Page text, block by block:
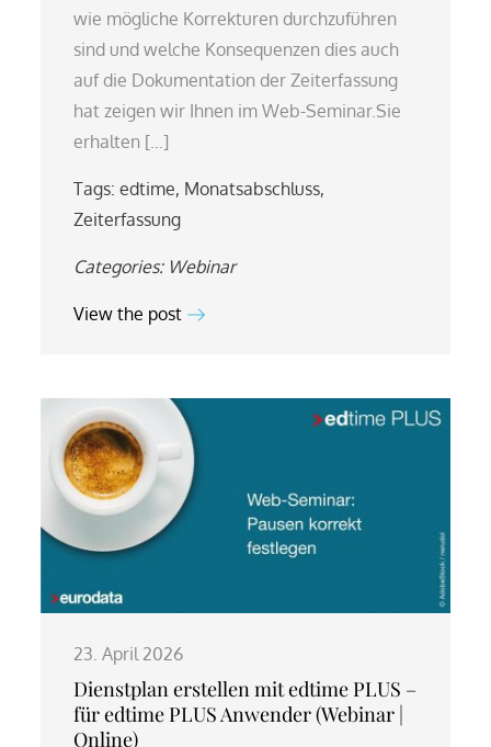
wie mögliche Korrekturen durchzuführen
sind und welche Konsequenzen dies auch
auf die Dokumentation der Zeiterfassung
hat zeigen wir Ihnen im Web-Seminar.Sie
erhalten […]
Tags:edtime, Monatsabschluss,
Zeiterfassung
Categories: Webinar
View the post
23. April 2026
Dienstplan erstellen mit edtime PLUS –
für edtime PLUS Anwender (Webinar |
Online)